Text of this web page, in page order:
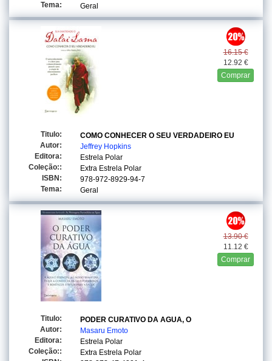
Tema:
Geral
16.15 €
12.92 €
Comprar
Titulo:
COMO CONHECER O SEU VERDADEIRO EU
Autor:
Jeffrey Hopkins
Editora:
Estrela Polar
Coleção::
Extra Estrela Polar
ISBN:
978-972-8929-94-7
Tema:
Geral
13.90 €
11.12 €
Comprar
Titulo:
PODER CURATIVO DA AGUA, O
Autor:
Masaru Emoto
Editora:
Estrela Polar
Coleção::
Extra Estrela Polar